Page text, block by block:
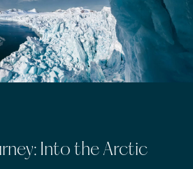
Into the Arctic